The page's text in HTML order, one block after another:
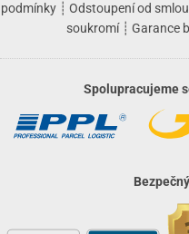
podmínky ┊ Odstoupení od
soukromí┊ Garance
Spolupracujeme